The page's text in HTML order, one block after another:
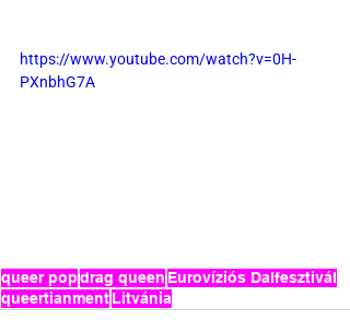
https://www.youtube.com/watch?v=0H-
PXnbhG7A
queer popdrag queen Eurovíziós Dalfesztivál
queertianmentLitvánia